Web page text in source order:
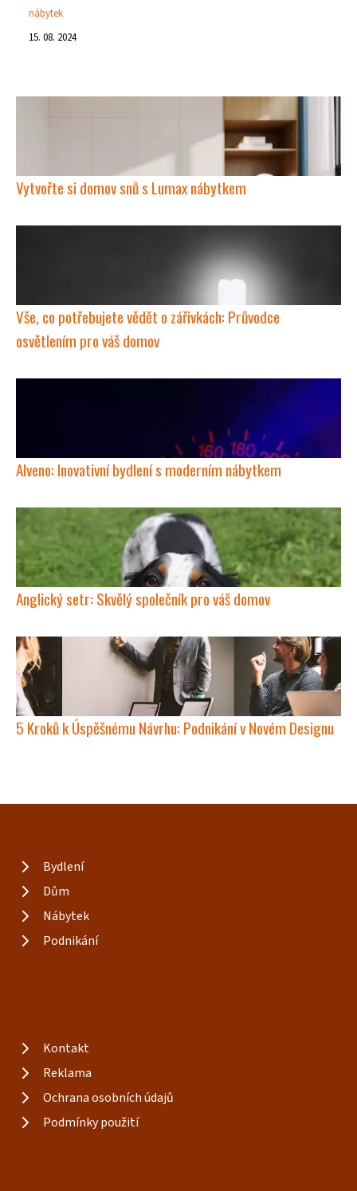
nábytek
15. 08. 2024
Vytvořte si domov snů s Lumax nábytkem
Vše, co potřebujete vědět o zářivkách: Průvodce
osvětlením pro váš domov
Alveno: Inovativní bydlení s moderním nábytkem
Anglický setr: Skvělý společník pro váš domov
5 Kroků k Úspěšnému Návrhu: Podnikání v Novém Designu
Bydlení
Dům
Nábytek
Podnikání
Kontakt
Reklama
Ochrana osobních údajů
Podmínky použití